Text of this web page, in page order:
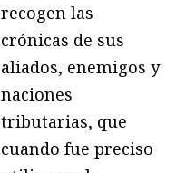
recogen las
crónicas de sus
aliados, enemigos y
naciones
tributarias, que
cuando fue preciso